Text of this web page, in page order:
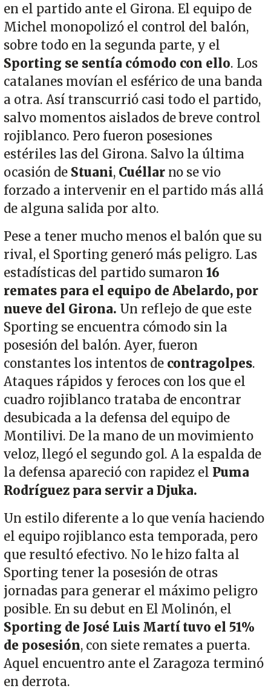
en el partido ante el Girona. El equipo de
Michel monopolizó el control del balón,
sobre todo en la segunda parte, y el
Sporting se sentía cómodo con ello. Los
catalanes movían el esférico de una banda
a otra. Así transcurrió casi todo el partido,
salvo momentos aislados de breve control
rojiblanco. Pero fueron posesiones
estériles las del Girona. Salvo la última
ocasión de Stuani, Cuéllarno se vio
forzado a intervenir en el partido más allá
de alguna salida por alto.
Pese a tener mucho menos el balón que su
rival, el Sporting generó más peligro. Las
estadísticas del partido sumaron16
remates para el equipo de Abelardo, por
nueve del Girona. Un reflejo de que este
Sporting se encuentra cómodo sin la
posesión del balón. Ayer, fueron
constantes los intentos de contragolpes.
Ataques rápidos y feroces con los que el
cuadro rojiblanco trataba de encontrar
desubicada a la defensa del equipo de
Montilivi. De la mano de un movimiento
veloz, llegó el segundo gol. A la espalda de
la defensa apareció con rapidez el Puma
Rodríguez para servir a Djuka.
Un estilo diferente a lo que venía haciendo
el equipo rojiblanco esta temporada, pero
que resultó efectivo. No le hizo falta al
Sporting tener la posesión de otras
jornadas para generar el máximo peligro
posible. En su debut en El Molinón, el
Sporting de José Luis Martí tuvo el 51%
de posesión, con siete remates a puerta.
Aquel encuentro ante el Zaragoza terminó
en derrota.